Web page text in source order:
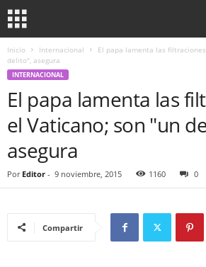
Inicio Internacional
El papa lamenta las
delito", asegura
INTERNACIONAL
El papa lamenta las
el Vaticano; son "un
asegura
Por Editor - 9 noviembre, 2015 1160 0
Compartir